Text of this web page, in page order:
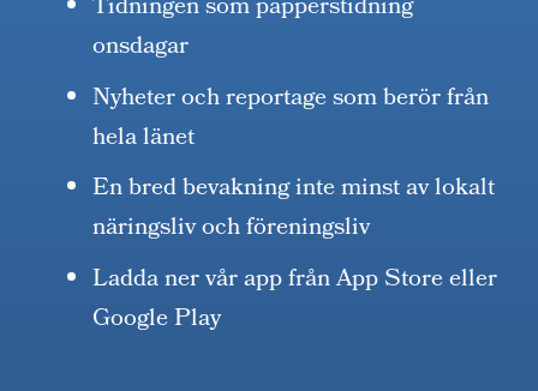
onsdagar
Nyheter och reportage som berör från
hela länet
En bred bevakning inte minst av lokalt
näringsliv och föreningsliv
Ladda ner vår app från App Store eller
Google Play